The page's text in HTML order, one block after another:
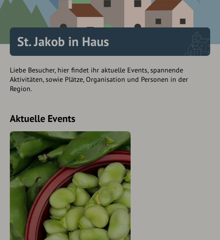
St. Jakob in Haus
Liebe Besucher, hier findet ihr aktuelle Events, spannende
Aktivitäten, sowie Plätze, Organisation und Personen in der
Region.
Aktuelle Events